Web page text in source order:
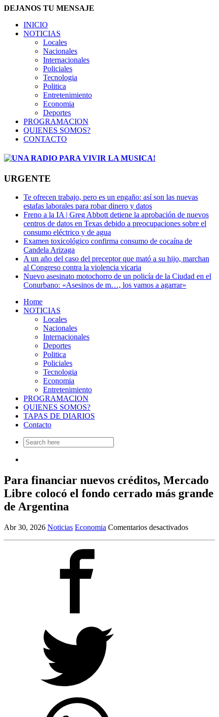
DEJANOS TU MENSAJE
INICIO
NOTICIAS
Locales
Nacionales
Internacionales
Policiales
Tecnologia
Politica
Entretenimiento
Economia
Deportes
PROGRAMACION
QUIENES SOMOS?
CONTACTO
URGENTE
Te ofrecen trabajo, pero es un engaño: así son las nuevas
estafas laborales para robar dinero y datos
Freno a la IA | Greg Abbott detiene la aprobación de nuevos
centros de datos en Texas debido a preocupaciones sobre el
consumo eléctrico y de agua
Examen toxicológico confirma consumo de cocaína de
Candela Arizaga
A un año del caso del preceptor que mató a su hijo, marchan
al Congreso contra la violencia vicaria
Nuevo asesinato motochorro de un policía de la Ciudad en el
Conurbano: «Asesinos de m…, los vamos a agarrar»
Home
NOTICIAS
Locales
Nacionales
Internacionales
Deportes
Politica
Policiales
Tecnologia
Economia
Entretenimiento
PROGRAMACION
QUIENES SOMOS?
TAPAS DE DIARIOS
Contacto
Search
for:
Para financiar nuevos créditos, Mercado
Libre colocó el fondo cerrado más grande
de Argentina
Abr 30, 2026 Noticias Economia Comentarios desactivadosen